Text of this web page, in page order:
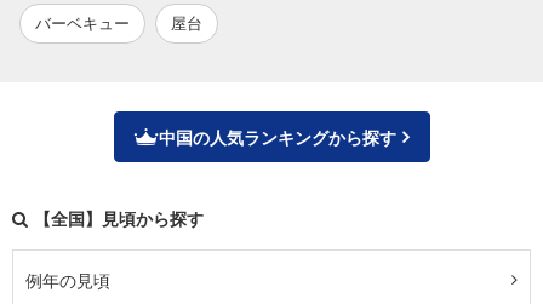
バーベキュー 屋台
中国の人気ランキングから探す
【全国】見頃から探す
例年の見頃